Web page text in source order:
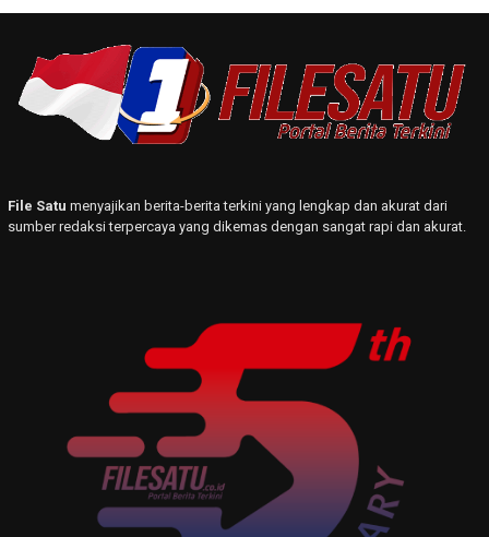
File Satu menyajikan berita-berita terkini yang lengkap dan akurat dari
sumber redaksi terpercaya yang dikemas dengan sangat rapi dan akurat.